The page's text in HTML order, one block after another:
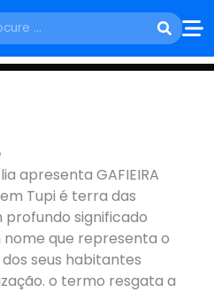
- DF
apresenta GAFIEIRA
Tupi é terra das
significado
nome que representa o
seus habitantes
o termo resgata a